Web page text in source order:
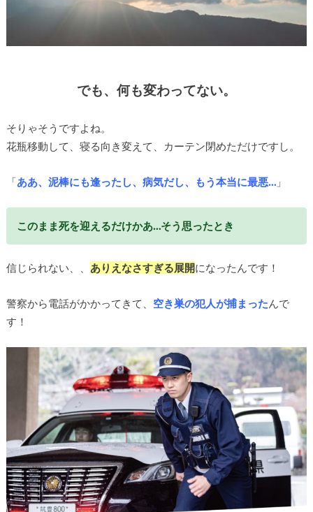
でも、何も変わってない。
そりゃそうですよね。
花瓶移動して、寝る向き変えて、カーテン閉めただけですし。
「ああ、泥棒にも逢ったし、病気だし、もう本当に最悪…」
このまま死を迎えるだけかあ…そう思ったとき
信じられない、、 ありえなさすぎる展開になったんです！
警察から電話がかかってきて、 空き巣の犯人が捕まったんで
す！